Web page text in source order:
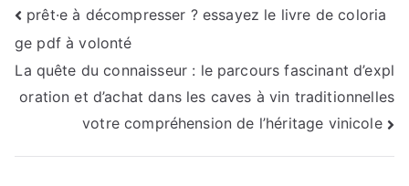
Navigation
de
l’article
prêt·e à décompresser ? essayez le livre de coloria
ge pdf à volonté
La quête du connaisseur : le parcours fascinant d’expl
oration et d’achat dans les caves à vin traditionnelles
votre compréhension de l’héritage vinicole